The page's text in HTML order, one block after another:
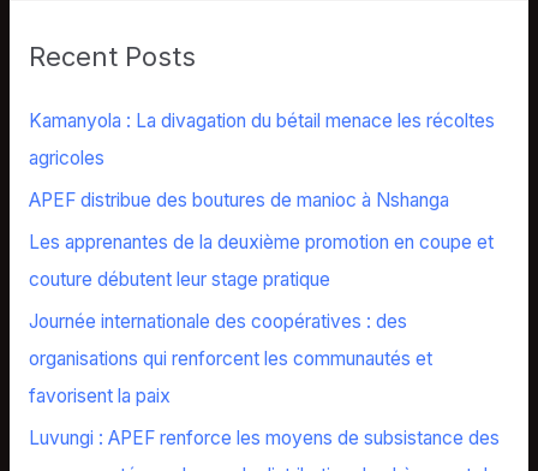
c
r
:
Recent Posts
Kamanyola : La divagation du bétail menace les récoltes
agricoles
APEF distribue des boutures de manioc à Nshanga
Les apprenantes de la deuxième promotion en coupe et
couture débutent leur stage pratique
Journée internationale des coopératives : des
organisations qui renforcent les communautés et
favorisent la paix
Luvungi : APEF renforce les moyens de subsistance des